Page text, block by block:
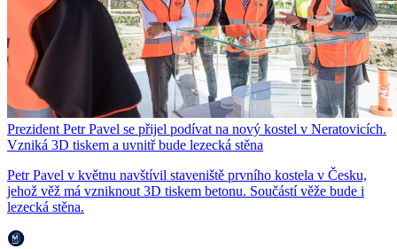
Prezident Petr Pavel se přijel podívat na nový kostel v Neratovicích.
Vzniká 3D tiskem a uvnitř bude lezecká stěna
Petr Pavel v květnu navštívil staveniště prvního kostela v Česku,
jehož věž má vzniknout 3D tiskem betonu. Součástí věže bude i
lezecká stěna.